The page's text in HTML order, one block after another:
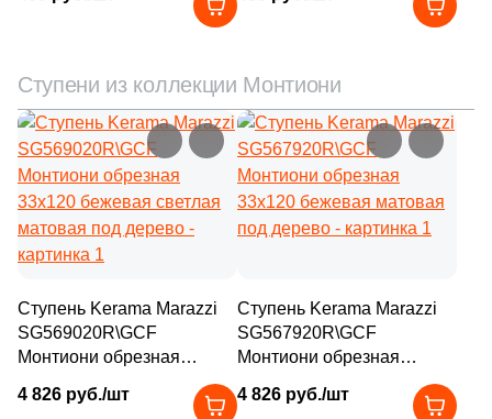
150x37.5 (7)
150x33 (3 )
3)
160x15 (4)
160x33 ( 126
160x32 (9)
Ступени из коллекции Монтиони
Ступень Kerama Marazzi
SG569020R\GCF
Монтиони обрезная
33x120 бежевая светлая
матовая под дерево
4 826 руб./шт
Ступень Kerama Marazzi
SG567920R\GCF
Монтиони обрезная
33x120 бежевая матовая
под дерево
4 826 руб./шт